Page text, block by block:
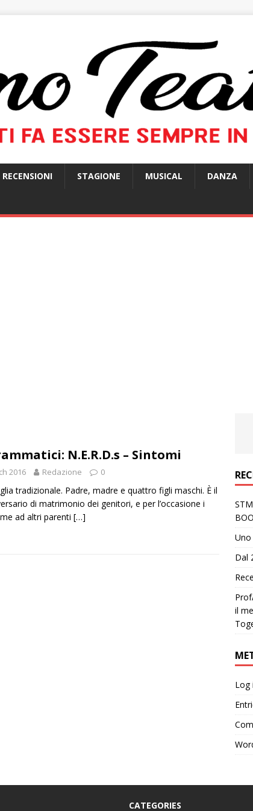
RECENSIONI STAGIONE MUSICAL DANZA
N.E.R.D.s – Sintomi
2016 Redazione 0
tradizionale. Padre, madre e quattro figli maschi. È il
di matrimonio dei genitori, e per l’occasione i
ad altri parenti […]
Uno
Dal
il
Log
CATEGORIES